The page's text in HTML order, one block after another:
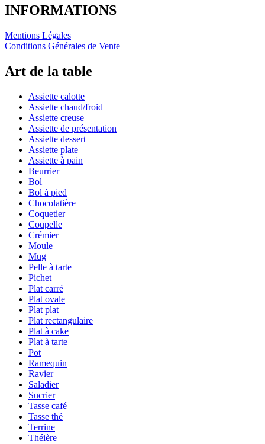
INFORMATIONS
Mentions Légales
Conditions Générales de Vente
Art de la table
Assiette calotte
Assiette chaud/froid
Assiette creuse
Assiette de présentation
Assiette dessert
Assiette plate
Assiette à pain
Beurrier
Bol
Bol à pied
Chocolatière
Coquetier
Coupelle
Crémier
Moule
Mug
Pelle à tarte
Pichet
Plat carré
Plat ovale
Plat plat
Plat rectangulaire
Plat à cake
Plat à tarte
Pot
Ramequin
Ravier
Saladier
Sucrier
Tasse café
Tasse thé
Terrine
Théière